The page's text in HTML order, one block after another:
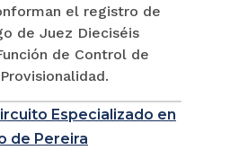
el registro de
de Juez Dieciséis
de Control de
Especializado en
de Pereira